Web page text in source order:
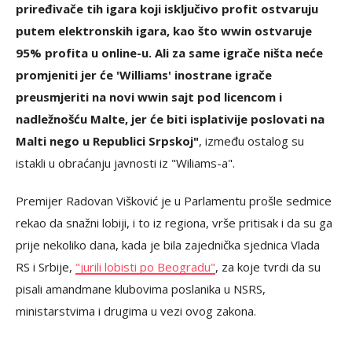
priređivače tih igara koji isključivo profit ostvaruju
putem elektronskih igara, kao što wwin ostvaruje
95% profita u online-u. Ali za same igrače ništa neće
promjeniti jer će 'Williams' inostrane igrače
preusmjeriti na novi wwin sajt pod licencom i
nadležnošću Malte, jer će biti isplativije poslovati na
Malti nego u Republici Srpskoj", između ostalog su
istakli u obraćanju javnosti iz "Wiliams-a".
Premijer Radovan Višković je u Parlamentu prošle sedmice
rekao da snažni lobiji, i to iz regiona, vrše pritisak i da su ga
prije nekoliko dana, kada je bila zajednička sjednica Vlada
RS i Srbije, "jurili lobisti po Beogradu", za koje tvrdi da su
pisali amandmane klubovima poslanika u NSRS,
ministarstvima i drugima u vezi ovog zakona.